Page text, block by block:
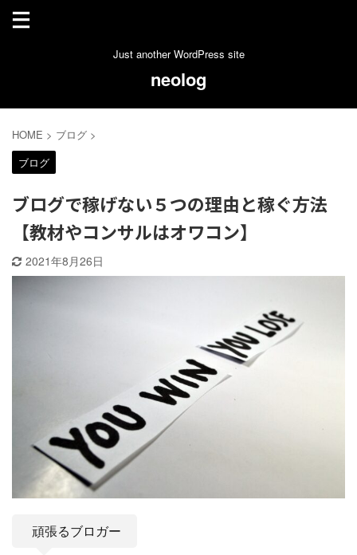
Just another WordPress site
neolog
HOME > ブログ >
ブログ
ブログで稼げない５つの理由と稼ぐ方法
【教材やコンサルはオワコン】
2021年8月26日
頑張るブロガー